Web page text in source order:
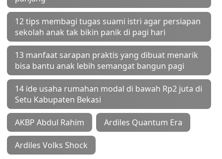
12 tips membagi tugas suami istri agar persiapan
sekolah anak tak bikin panik di pagi hari
13 manfaat sarapan praktis yang dibuat menarik
bisa bantu anak lebih semangat bangun pagi
14 ide usaha rumahan modal di bawah Rp2 juta di
Setu Kabupaten Bekasi
AKBP Abdul Rahim Ardiles Quantum Era
Ardiles Volks Shock